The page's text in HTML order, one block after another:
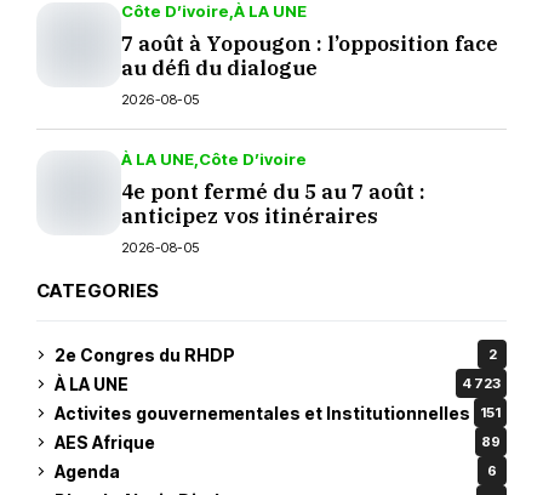
Côte D’ivoire À LA UNE
7 août à Yopougon : l’opposition face
au défi du dialogue
2026-08-05
À LA UNE Côte D’ivoire
4e pont fermé du 5 au 7 août :
anticipez vos itinéraires
2026-08-05
CATEGORIES
2e Congres du RHDP 2
À LA UNE 4 723
Activites gouvernementales et Institutionnelles 151
AES Afrique 89
Agenda 6